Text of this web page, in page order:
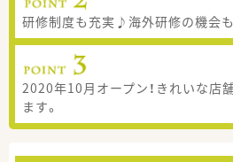
研修制度も充実♪海外研修の機会も
2020年10月オープン！きれいな店
ます。